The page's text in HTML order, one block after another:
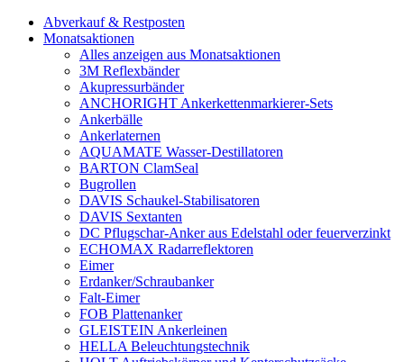
Abverkauf & Restposten
Monatsaktionen
Alles anzeigen aus Monatsaktionen
3M Reflexbänder
Akupressurbänder
ANCHORIGHT Ankerkettenmarkierer-Sets
Ankerbälle
Ankerlaternen
AQUAMATE Wasser-Destillatoren
BARTON ClamSeal
Bugrollen
DAVIS Schaukel-Stabilisatoren
DAVIS Sextanten
DC Pflugschar-Anker aus Edelstahl oder feuerverzinkt
ECHOMAX Radarreflektoren
Eimer
Erdanker/Schraubanker
Falt-Eimer
FOB Plattenanker
GLEISTEIN Ankerleinen
HELLA Beleuchtungstechnik